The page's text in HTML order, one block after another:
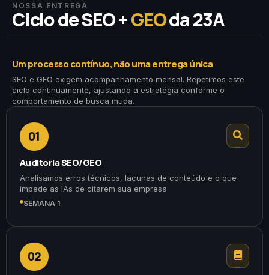
NOSSA ENTREGA
Ciclo de SEO +GEOda 23A
Um processo contínuo, não uma entrega única
SEO e GEO exigem acompanhamento mensal. Repetimos este
ciclo continuamente, ajustando a estratégia conforme o
comportamento de busca muda.
01
Auditoria SEO/GEO
Analisamos erros técnicos, lacunas de conteúdo e o que
impede as IAs de citarem sua empresa.
SEMANA 1
02